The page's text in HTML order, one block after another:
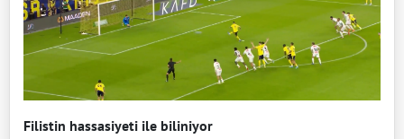
Filistin hassasiyeti ile biliniyor